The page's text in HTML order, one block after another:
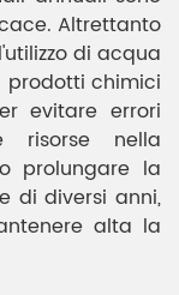
Altrettanto
di acqua
prodotti chimici
evitare errori
risorse nella
prolungare la
di diversi anni,
alta la